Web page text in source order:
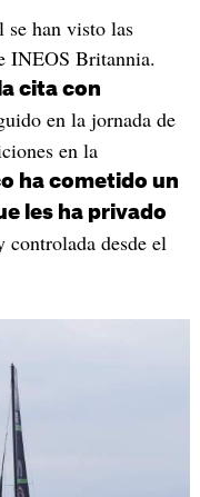
se han visto las
INEOS Britannia.
cita con
en la jornada de
en la
ha cometido un
les ha privado
controlada desde el